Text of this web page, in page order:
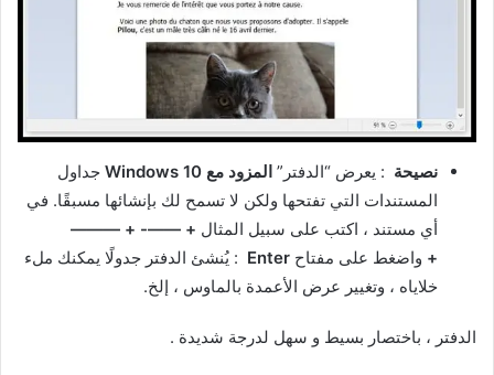
نصيحة : يعرض “الدفتر” المزود مع Windows 10 جداول
المستندات التي تفتحها ولكن لا تسمح لك بإنشائها مسبقًا. في
أي مستند ، اكتب على سبيل المثال + ——- + ———
+ واضغط على مفتاح Enter : يُنشئ الدفتر جدولًا يمكنك ملء
خلاياه ، وتغيير عرض الأعمدة بالماوس ، إلخ.
الدفتر ، باختصار بسيط و سهل لدرجة شديدة .